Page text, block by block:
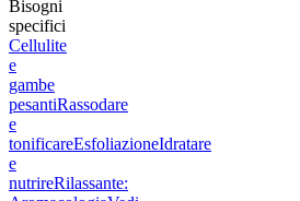
Bisogni
specifici
Cellulite
e
gambe
pesantiRassodare
e
tonificareEsfoliazioneIdratare
e
nutrireRilassante: